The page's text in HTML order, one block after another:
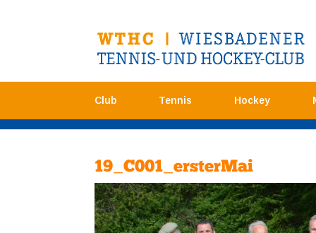
Club Tennis Hockey
19_C001_ersterMai